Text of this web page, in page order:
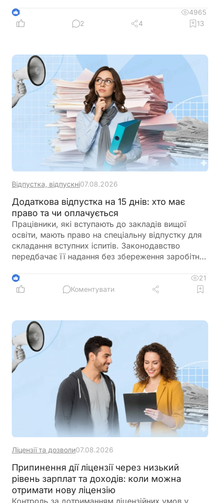
ключових критеріїв для збереження статусу
критично важливого підприємства. Її можна
відповідно до чинних вимог. Щоб уникнути
помилок, скористайтеся Калькулятором
«Середня зарплата для бронювання», який
допоможе швидко визначити необхідний
показник та підготувати довідку
8
4965
2
4 13
Відпустка, відпускні07.08.2026
Додаткова відпустка на 15 днів: хто має
право та чи оплачується
Працівники, які вступають до закладів вищої
освіти, мають право на спеціальну відпустку для
складання вступних іспитів. Законодавство
передбачає її надання без збереження заробітної
для проїзду до місця проведення іспитів та назад
2
21
Коментувати
Ліцензії та дозволи07.08.2026
Припинення дії ліцензії через низький
рівень зарплат та доходів: коли можна
отримати нову ліцензію